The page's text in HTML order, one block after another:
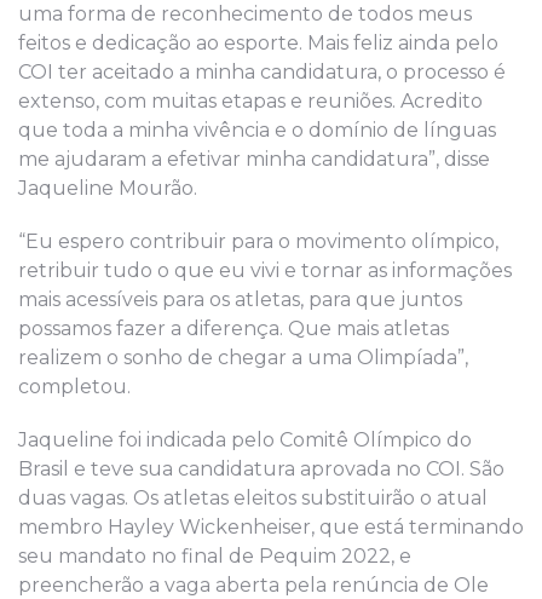
uma forma de reconhecimento de todos meus
feitos e dedicação ao esporte. Mais feliz ainda pelo
COI ter aceitado a minha candidatura, o processo é
extenso, com muitas etapas e reuniões. Acredito
que toda a minha vivência e o domínio de línguas
me ajudaram a efetivar minha candidatura”, disse
Jaqueline Mourão.
“Eu espero contribuir para o movimento olímpico,
retribuir tudo o que eu vivi e tornar as informações
mais acessíveis para os atletas, para que juntos
possamos fazer a diferença. Que mais atletas
realizem o sonho de chegar a uma Olimpíada”,
completou.
Jaqueline foi indicada pelo Comitê Olímpico do
Brasil e teve sua candidatura aprovada no COI. São
duas vagas. Os atletas eleitos substituirão o atual
membro Hayley Wickenheiser, que está terminando
seu mandato no final de Pequim 2022, e
preencherão a vaga aberta pela renúncia de Ole